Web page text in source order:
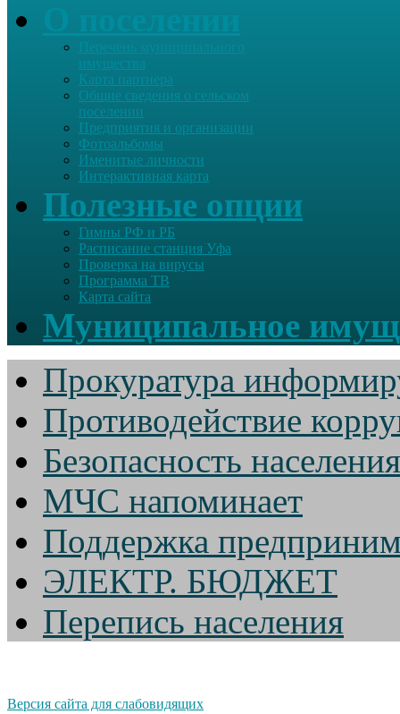
Перечень муниципального
имущества
Карта партнера
Общие сведения о сельском
поселении
Предприятия и организации
Фотоальбомы
Именитые личности
Интерактивная карта
Полезные опции
Гимны РФ и РБ
Расписание станция Уфа
Проверка на вирусы
Программа ТВ
Карта сайта
Муниципальное
Прокуратура
Противодействие
Безопасность населения
МЧС напоминает
Поддержка
ЭЛЕКТР. БЮДЖЕТ
Перепись населения
Версия сайта для слабовидящих